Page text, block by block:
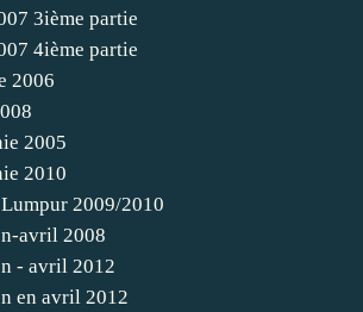
3ième partie
4ième partie
2006
2005
2010
2009/2010
avril 2008
- avril 2012
en avril 2012